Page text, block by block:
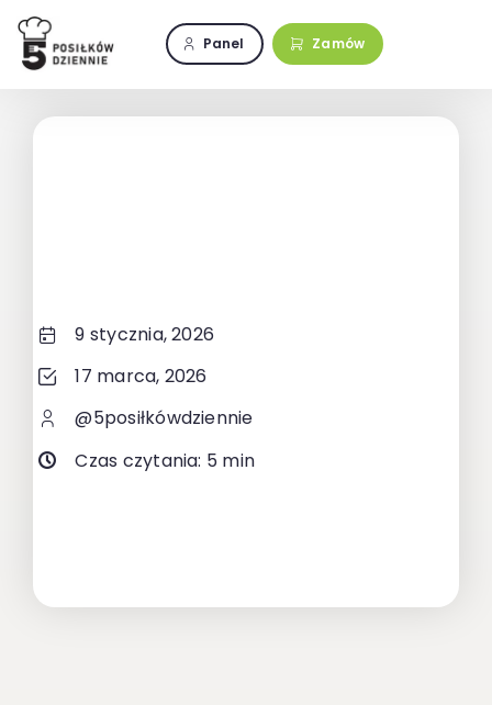
Przejdź
zawartości
Panel Zamów
9 stycznia, 2026
17 marca, 2026
@5posiłkówdziennie
Czas czytania: 5 min